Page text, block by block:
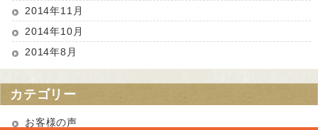
2014年11月
2014年10月
2014年8月
カテゴリー
お客様の声